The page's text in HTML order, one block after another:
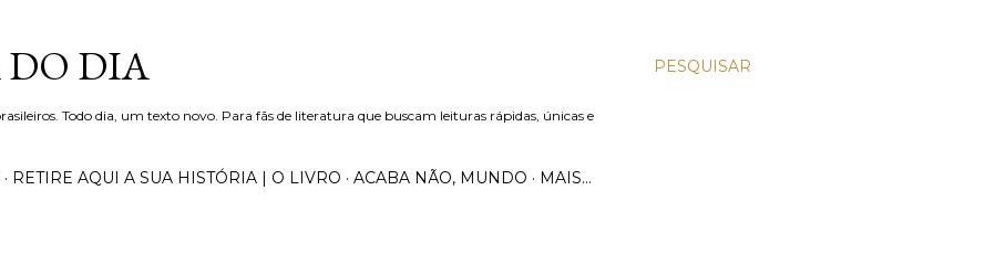
PESQUISAR
DIA
Todo dia, um texto novo. Para fãs de literatura que buscam leituras rápidas, únicas e
RETIRE AQUI A SUA HISTÓRIA | O LIVRO ACABA NÃO, MUNDO MAIS…